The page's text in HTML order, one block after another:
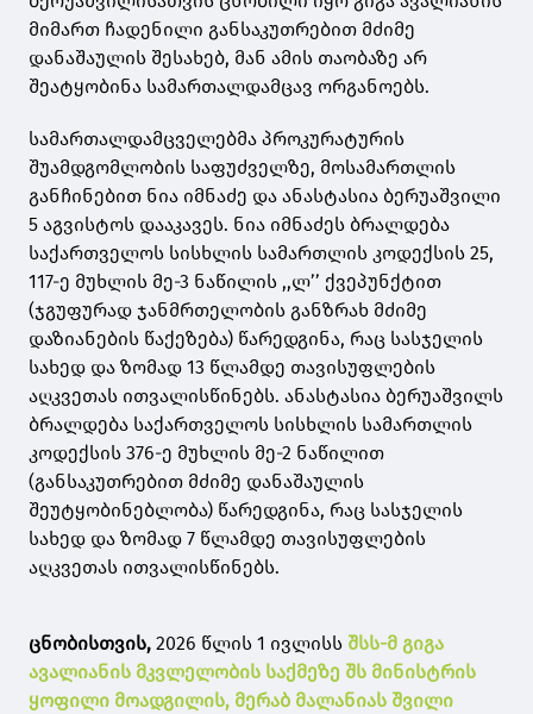
მიმართ ჩადენილი განსაკუთრებით მძიმე
დანაშაულის შესახებ, მან ამის თაობაზე არ
შეატყობინა სამართალდამცავ ორგანოებს.
სამართალდამცველებმა პროკურატურის
შუამდგომლობის საფუძველზე, მოსამართლის
განჩინებით ნია იმნაძე და ანასტასია ბერუაშვილი
5 აგვისტოს დააკავეს. ნია იმნაძეს ბრალდება
საქართველოს სისხლის სამართლის კოდექსის 25,
117-ე მუხლის მე-3 ნაწილის ,,ლ’’ ქვეპუნქტით
(ჯგუფურად ჯანმრთელობის განზრახ მძიმე
დაზიანების წაქეზება) წარედგინა, რაც სასჯელის
სახედ და ზომად 13 წლამდე თავისუფლების
აღკვეთას ითვალისწინებს. ანასტასია ბერუაშვილს
ბრალდება საქართველოს სისხლის სამართლის
კოდექსის 376-ე მუხლის მე-2 ნაწილით
(განსაკუთრებით მძიმე დანაშაულის
შეუტყობინებლობა) წარედგინა, რაც სასჯელის
სახედ და ზომად 7 წლამდე თავისუფლების
აღკვეთას ითვალისწინებს.
ცნობისთვის, 2026 წლის 1 ივლისს შსს-მ გიგა
ავალიანის მკვლელობის საქმეზე შს მინისტრის
ყოფილი მოადგილის, მერაბ მალანიას შვილი